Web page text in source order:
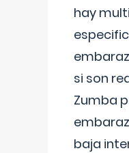
hay
si son
Zumba
baja